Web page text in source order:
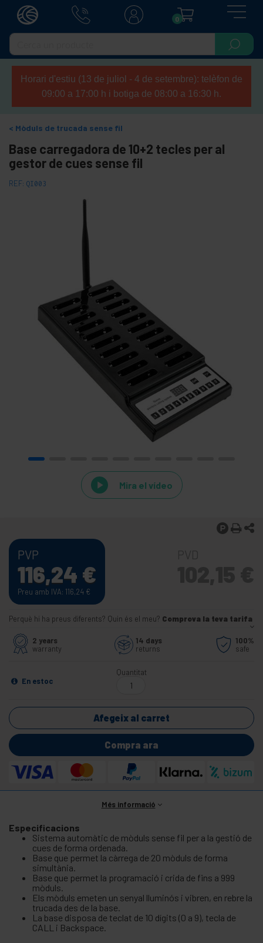
0
Horari d'estiu (13 de juliol - 4 de setembre): telèfon de
09:00 a 17:00 h i botiga de 08:00 a 16:30 h.
Mòduls de trucada sense fil
Base carregadora de 10+2 tecles per al
gestor de cues sense fil
REF: QI003
Mira el vídeo
PVP
116,24 €
Preu amb IVA: 116,24 €
Perquè hi ha preus diferents? Quin és el meu? Comprova la teva tarifa
2 years
warranty
14 days
returns
100%
safe
En estoc
Quantitat
Afegeix al carret
Compra ara
Més informació
Especificacions
Sistema automàtic de mòduls sense fil per a la gestió de
cues de forma ordenada.
Base que permet la càrrega de 20 mòduls de forma
simultània.
Base que permet la programació i crida de fins a 999
mòduls.
Els mòduls emeten un senyal lluminós i vibren, en rebre la
trucada des de la base.
La base disposa de teclat de 10 dígits (0 a 9), tecla de
CALL i Backspace.